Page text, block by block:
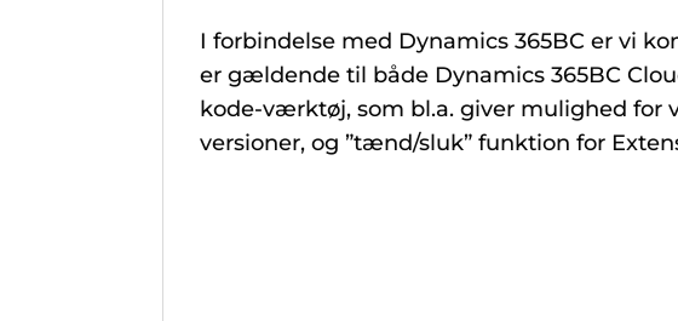
I forbindelse med Dynamics 365BC er vi
er gældende til både Dynamics 365BC
kode-værktøj, som bl.a. giver mulighed for
versioner, og ”tænd/sluk” funktion for